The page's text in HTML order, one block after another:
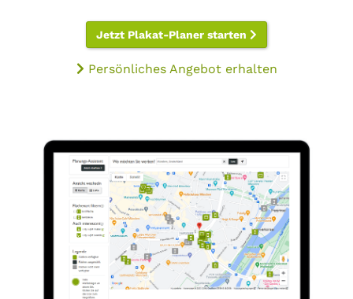
Jetzt Plakat-Planer starten
Persönliches Angebot erhalten